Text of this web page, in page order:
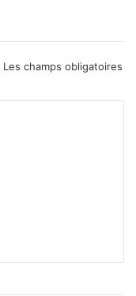
Les champs obligatoires